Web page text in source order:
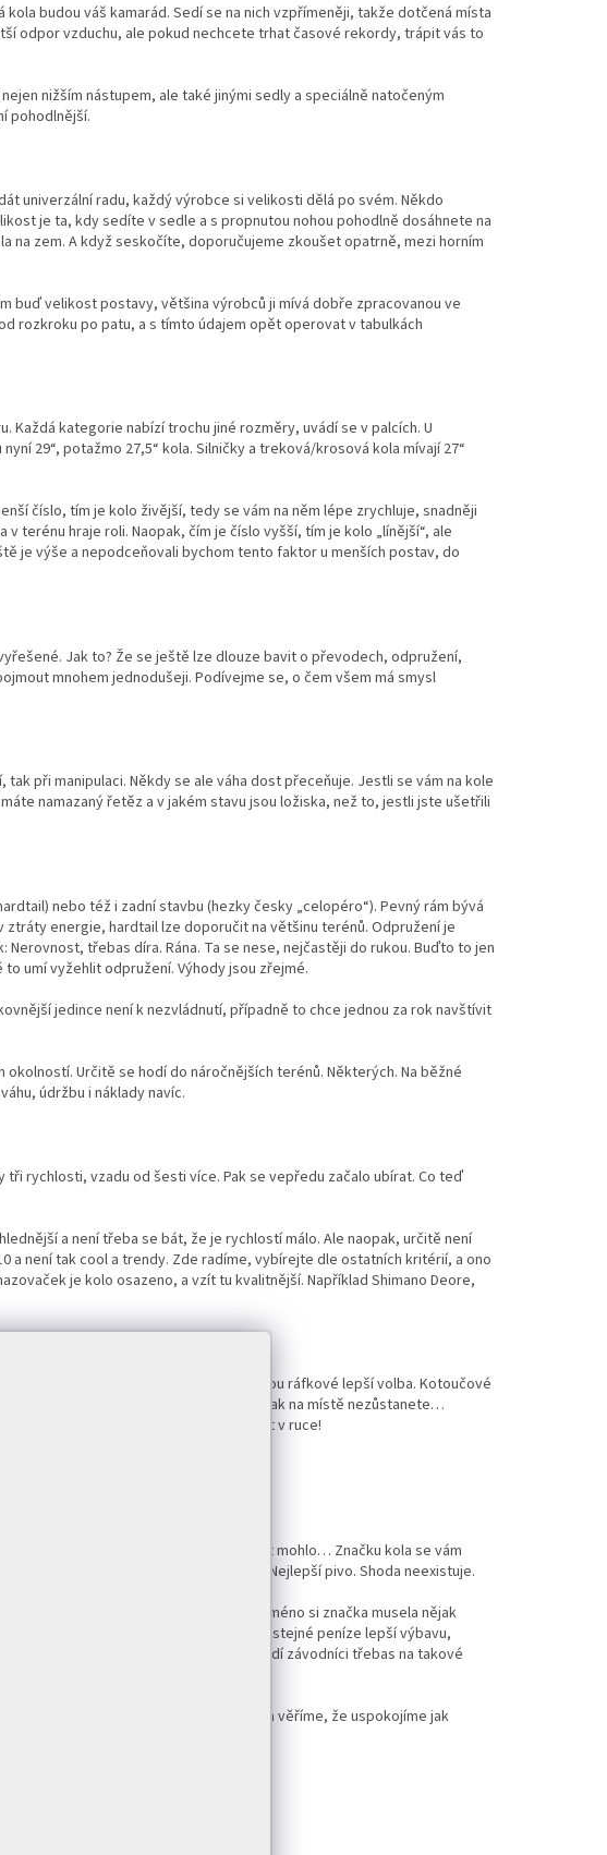
budou váš kamarád. Sedí se na nich vzpřímeněji, takže dotčená místa
odpor vzduchu, ale pokud nechcete trhat časové rekordy, trápit vás to
nižším nástupem, ale také jinými sedly a speciálně natočeným
pohodlnější.
univerzální radu, každý výrobce si velikosti dělá po svém. Někdo
je ta, kdy sedíte v sedle a s propnutou nohou pohodlně dosáhnete na
na zem. A když seskočíte, doporučujeme zkoušet opatrně, mezi horním
buď velikost postavy, většina výrobců ji mívá dobře zpracovanou ve
rozkroku po patu, a s tímto údajem opět operovat v tabulkách
Každá kategorie nabízí trochu jiné rozměry, uvádí se v palcích. U
29“, potažmo 27,5“ kola. Silničky a treková/krosová kola mívají 27“
číslo, tím je kolo živější, tedy se vám na něm lépe zrychluje, snadněji
terénu hraje roli. Naopak, čím je číslo vyšší, tím je kolo „línější“, ale
je výše a nepodceňovali bychom tento faktor u menších postav, do
Jak to? Že se ještě lze dlouze bavit o převodech, odpružení,
mnohem jednodušeji. Podívejme se, o čem všem má smysl
při manipulaci. Někdy se ale váha dost přeceňuje. Jestli se vám na kole
namazaný řetěz a v jakém stavu jsou ložiska, než to, jestli jste ušetřili
nebo též i zadní stavbu (hezky česky „celopéro“). Pevný rám bývá
energie, hardtail lze doporučit na většinu terénů. Odpružení je
třebas díra. Rána. Ta se nese, nejčastěji do rukou. Buďto to jen
umí vyžehlit odpružení. Výhody jsou zřejmé.
jedince není k nezvládnutí, případně to chce jednou za rok navštívit
Určitě se hodí do náročnějších terénů. Některých. Na běžné
údržbu i náklady navíc.
rychlosti, vzadu od šesti více. Pak se vepředu začalo ubírat. Co teď
a není třeba se bát, že je rychlostí málo. Ale naopak, určitě není
a není tak cool a trendy. Zde radíme, vybírejte dle ostatních kritérií, a ono
je kolo osazeno, a vzít tu kvalitnější. Například Shimano Deore,
jezdec či jezdkyně jste, tím spíše budou ráfkové lepší volba. Kotoučové
kolo zastavit téměř na místě. Vy však na místě nezůstanete…
začínat, dejte tomu čas a cit v ruce!
toto téma by na ostrou debatu určitě být mohlo… Značku kola se vám
značku auta. Nejchutnější jídlo. Nejlepší pivo. Shoda neexistuje.
dražší. Za jméno se platí. Nicméně, to jméno si značka musela nějak
výkon, často menší značky nabízí za stejné peníze lepší výbavu,
velké značky? Podívejte se, na čem jezdí závodníci třebas na takové
značkami stojí. Což my hrdě činíme a věříme, že uspokojíme jak